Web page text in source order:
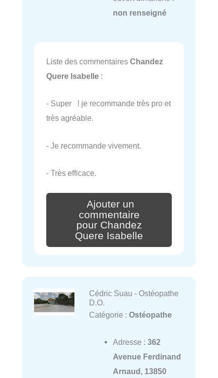
non renseigné
Liste des commentaires Chandez
Quere Isabelle :
- Super ! je recommande très pro et
très agréable.
- Je recommande vivement.
- Très efficace.
Ajouter un
commentaire
pour Chandez
Quere Isabelle
Cédric Suau - Ostéopathe
D.O.
Catégorie : Ostéopathe
Adresse : 362
Avenue Ferdinand
Arnaud, 13850